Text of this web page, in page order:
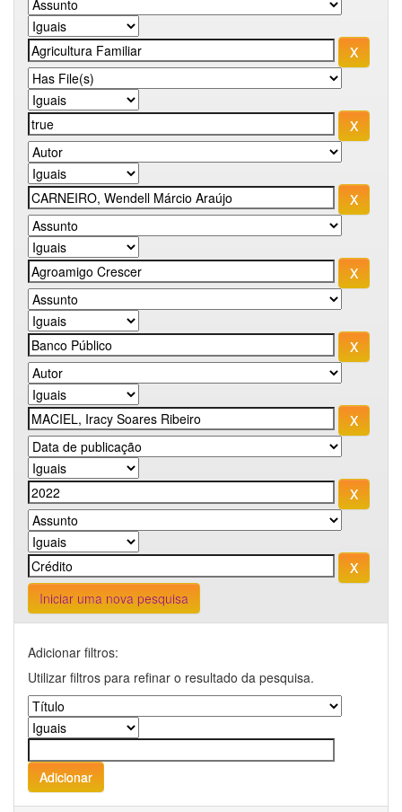
Iniciar uma nova pesquisa
Adicionar filtros:
Utilizar filtros para refinar o resultado da pesquisa.